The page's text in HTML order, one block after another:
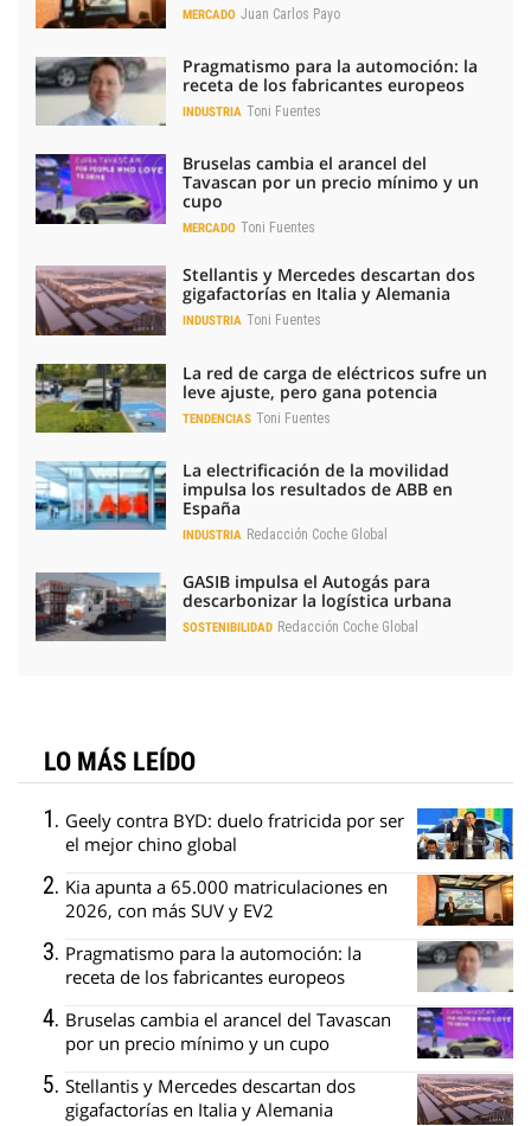
MERCADO Juan Carlos Payo
Pragmatismo para la automoción: la
receta de los fabricantes europeos
INDUSTRIA Toni Fuentes
Bruselas cambia el arancel del
Tavascan por un precio mínimo y un
cupo
MERCADO Toni Fuentes
Stellantis y Mercedes descartan dos
gigafactorías en Italia y Alemania
INDUSTRIA Toni Fuentes
La red de carga de eléctricos sufre un
leve ajuste, pero gana potencia
TENDENCIAS Toni Fuentes
La electrificación de la movilidad
impulsa los resultados de ABB en
España
INDUSTRIA Redacción Coche Global
GASIB impulsa el Autogás para
descarbonizar la logística urbana
SOSTENIBILIDAD Redacción Coche Global
LO MÁS LEÍDO
Geely contra BYD: duelo fratricida por ser
el mejor chino global
Kia apunta a 65.000 matriculaciones en
2026, con más SUV y EV2
Pragmatismo para la automoción: la
receta de los fabricantes europeos
Bruselas cambia el arancel del Tavascan
por un precio mínimo y un cupo
Stellantis y Mercedes descartan dos
gigafactorías en Italia y Alemania